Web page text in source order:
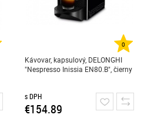
0
Kávovar, kapsulový, DELONGHI
"Nespresso Inissia EN80.B", čierny
s DPH
€154.89